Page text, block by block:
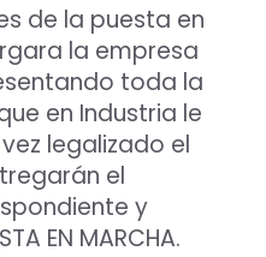
de la puesta en
la empresa
toda la
en Industria le
legalizado el
el
y
EN MARCHA.